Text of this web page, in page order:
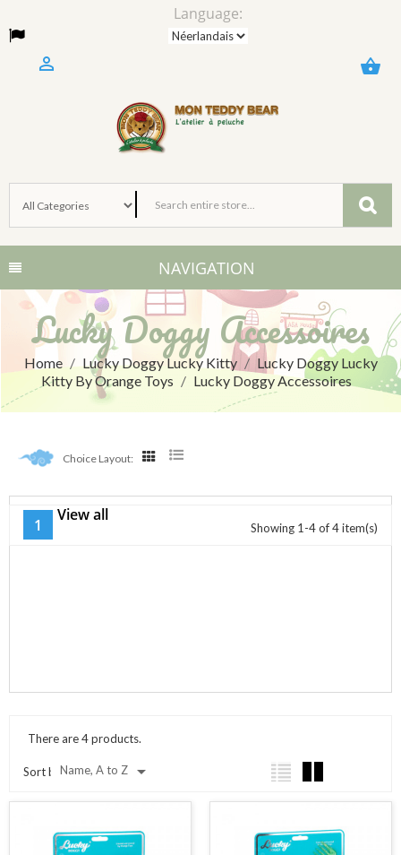
Language:
shopping_basket

NAVIGATION
Lucky Doggy Accessoires
Home Lucky Doggy Lucky Kitty
Lucky Doggy Lucky
Kitty By Orange Toys
Lucky Doggy Accessoires
Choice Layout:
Lucky Doggy Accessoires
There are 4 products.
Sort by:Name, A to Z 
Showing 1-4 of 4 item(s)
1
View all